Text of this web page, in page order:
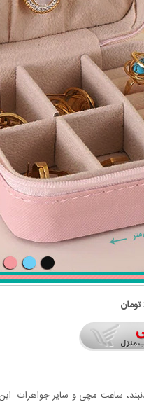
ساعت مچی و سایر جواهرات.